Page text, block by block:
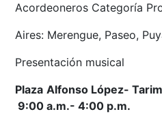
Acordeoneros Categoría
Aires: Merengue, Paseo,
Presentación musical
Plaza Alfonso López-
9:00 a.m.- 4:00 p.m.